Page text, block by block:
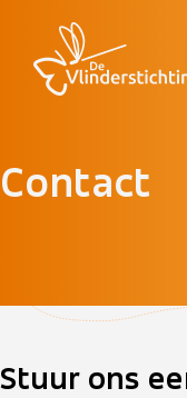
Contact
Stuur ons